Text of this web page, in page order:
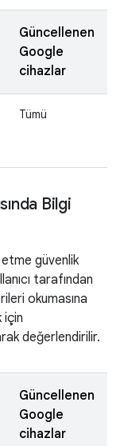
Güncellenen
Google
cihazlar
Tümü
Bilgi
güvenlik
tarafından
okumasına
için
değerlendirilir.
Güncellenen
Google
cihazlar